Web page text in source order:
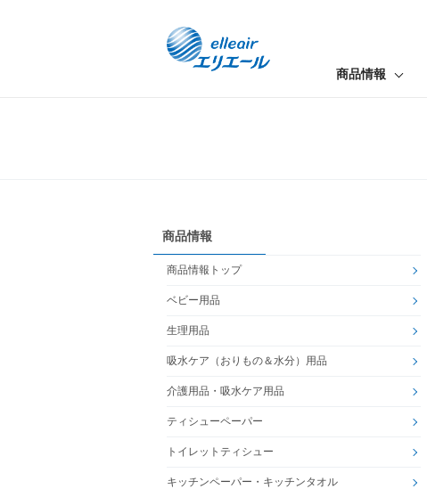
商品情報
商品情報
商品情報トップ
ベビー用品
生理用品
吸水ケア（おりもの＆水分）用品
介護用品・吸水ケア用品
ティシューペーパー
トイレットティシュー
キッチンペーパー・キッチンタオル